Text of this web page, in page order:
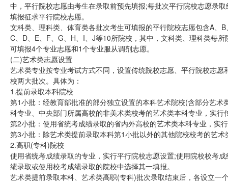
中，平行院校志愿由考生在录取前预先填报;每批次平行院校志愿录
填报征求平行院校志愿。
文科类、理科类、体育类各批次考生可填报的平行院校志愿包含A
C、D、E、F、G、H、I、J等10所院校，其中，文科类、理科类每
可填报4个专业志愿和1个专业服从调剂志愿。
(二)艺术类志愿设置
艺术类专业按专业考试方式不同，设置传统院校志愿、平行院校志
校两大批次。具体为：
1.提前录取本科院校
第1小批：经教育部批准的部分独立设置的本科艺术院校(含部分艺
科专业、中央部门所属高校的非美术类校考的艺术类本科专业，实行
第2小批：使用省统考成绩录取的省内外高校的艺术类本科专业，实
第3小批：除艺术类提前录取本科第1小批以外的其他院校校考的艺
2.高职(专科)院校
使用省统考成绩录取的专业，实行平行院校志愿设置;使用院校校考
绩录取或使用校考成绩录取的院校中选择其一填报。
艺术类提前录取本科、艺术类高职(专科)批次录取结束后，各设立